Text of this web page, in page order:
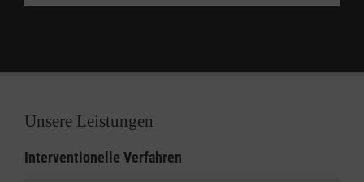
Unsere Leistungen
Interventionelle Verfahren